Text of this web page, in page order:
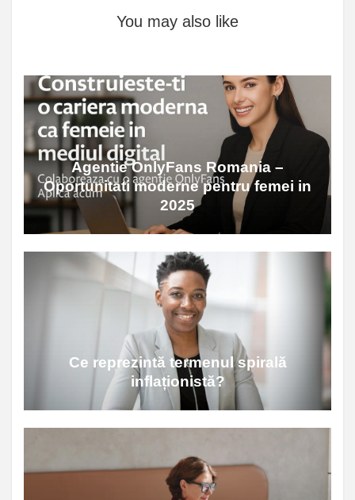
You may also like
Agentie OnlyFans Romania –
Oportunitati moderne pentru femei in
2025
Ce reprezintă termenul spirală
inflaționistă?